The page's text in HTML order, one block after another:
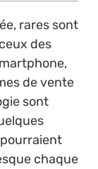
rares sont
des
de vente
sont
chaque